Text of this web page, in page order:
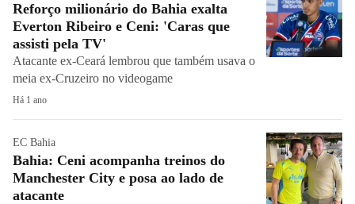
Reforço milionário do Bahia exalta
Everton Ribeiro e Ceni: 'Caras que
assisti pela TV'
Atacante ex-Ceará lembrou que também usava o
meia ex-Cruzeiro no videogame
Há 1 ano
EC Bahia
Bahia: Ceni acompanha treinos do
Manchester City e posa ao lado de
atacante